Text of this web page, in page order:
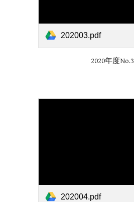
202003.pdf
2020年度No.3
202004.pdf